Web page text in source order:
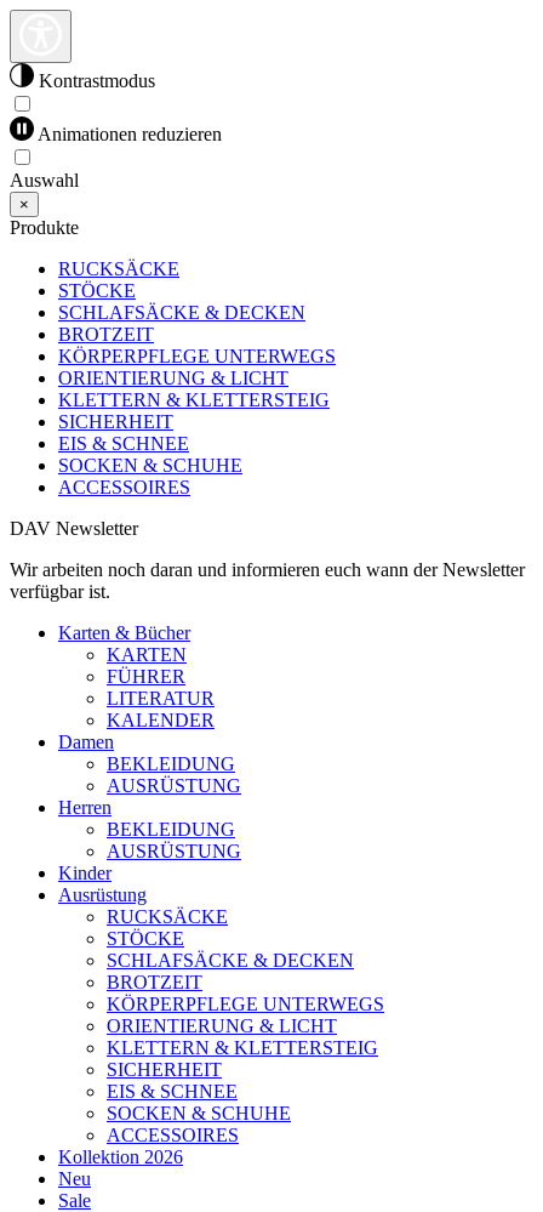
Kontrastmodus
Animationen reduzieren
Auswahl
×
Produkte
RUCKSÄCKE
STÖCKE
SCHLAFSÄCKE & DECKEN
BROTZEIT
KÖRPERPFLEGE UNTERWEGS
ORIENTIERUNG & LICHT
KLETTERN & KLETTERSTEIG
SICHERHEIT
EIS & SCHNEE
SOCKEN & SCHUHE
ACCESSOIRES
DAV Newsletter
Wir arbeiten noch daran und informieren euch wann der Newsletter
verfügbar ist.
Karten & Bücher
KARTEN
FÜHRER
LITERATUR
KALENDER
Damen
BEKLEIDUNG
AUSRÜSTUNG
Herren
BEKLEIDUNG
AUSRÜSTUNG
Kinder
Ausrüstung
RUCKSÄCKE
STÖCKE
SCHLAFSÄCKE & DECKEN
BROTZEIT
KÖRPERPFLEGE UNTERWEGS
ORIENTIERUNG & LICHT
KLETTERN & KLETTERSTEIG
SICHERHEIT
EIS & SCHNEE
SOCKEN & SCHUHE
ACCESSOIRES
Kollektion 2026
Neu
Sale